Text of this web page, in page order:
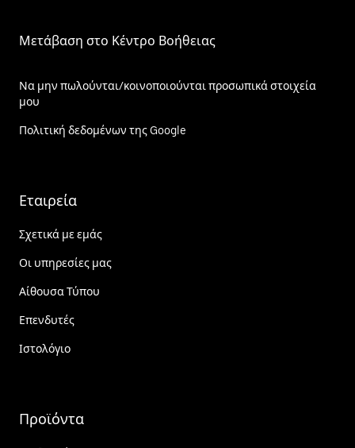
Μετάβαση στο Κέντρο Βοήθειας
Να μην πωλούνται/κοινοποιούνται προσωπικά στοιχεία
μου
Πολιτική δεδομένων της Google
Εταιρεία
Σχετικά με εμάς
Οι υπηρεσίες μας
Αίθουσα Τύπου
Επενδυτές
Ιστολόγιο
Προϊόντα